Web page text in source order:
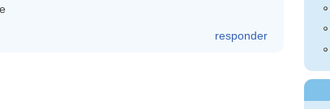
responder